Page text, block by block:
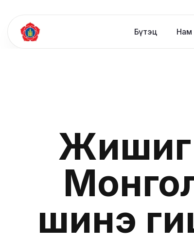
Бүтэц Нам
Жишиг
шинэ